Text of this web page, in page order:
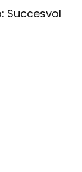
Succesvol